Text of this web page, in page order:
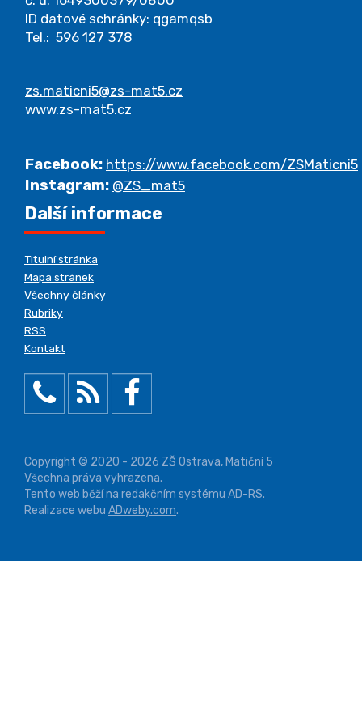
ID datové schránky: qgamqsb
Tel.: 596 127 378
zs.maticni5@zs-mat5.cz
www.zs-mat5.cz
Facebook: https://www.facebook.com/ZSMaticni5
Instagram: @ZS_mat5
Další informace
Titulní stránka
Mapa stránek
Všechny články
Rubriky
RSS
Kontakt
Copyright © 2020 - 2026 ZŠ Ostrava, Matiční 5
Všechna práva vyhrazena.
Tento web běží na redakčním systému AD-RS.
Realizace webu ADweby.com.